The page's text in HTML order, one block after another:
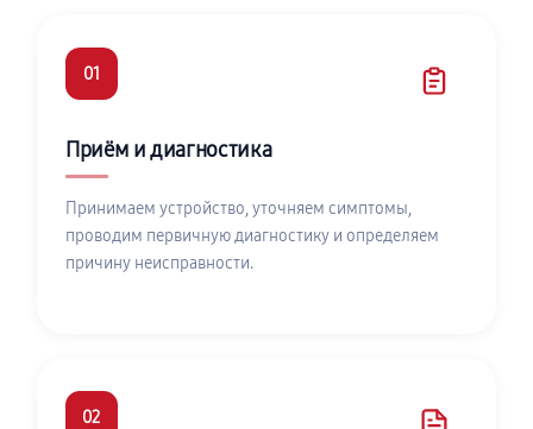
01
Приём и диагностика
Принимаем устройство, уточняем симптомы,
проводим первичную диагностику и определяем
причину неисправности.
02